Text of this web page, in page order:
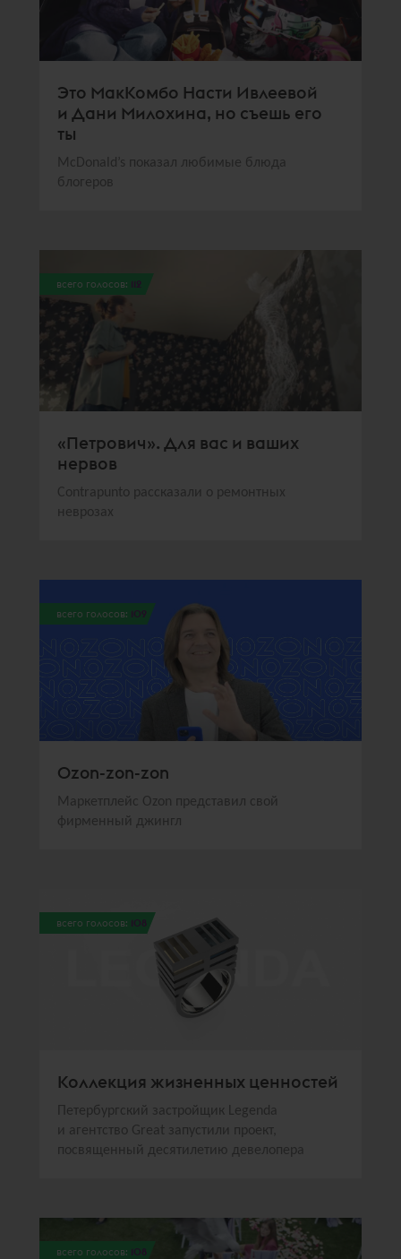
Это МакКомбо Насти Ивлеевой
и Дани Милохина, но съешь его
ты
McDonald’s показал любимые блюда
блогеров
всего голосов: 112
«Петрович». Для вас и ваших
нервов
Contrapunto рассказали о ремонтных
неврозах
всего голосов: 109
Ozon-zon-zon
Маркетплейс Ozon представил свой
фирменный джингл
всего голосов: 108
Коллекция жизненных ценностей
Петербургский застройщик Legenda
и агентство Great запустили проект,
посвященный десятилетию девелопера
всего голосов: 108